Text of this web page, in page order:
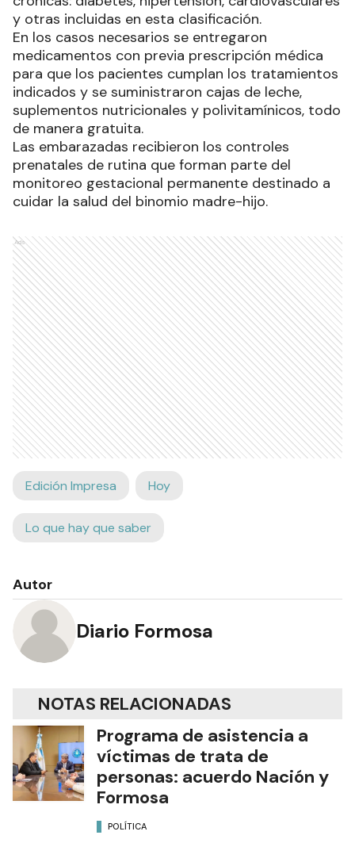
y otras incluidas en esta clasificación.
En los casos necesarios se entregaron
medicamentos con previa prescripción médica
para que los pacientes cumplan los tratamientos
indicados y se suministraron cajas de leche,
suplementos nutricionales y polivitamínicos, todo
de manera gratuita.
Las embarazadas recibieron los controles
prenatales de rutina que forman parte del
monitoreo gestacional permanente destinado a
cuidar la salud del binomio madre-hijo.
Ads
Edición Impresa Hoy
Lo que hay que saber
Autor
Diario Formosa
NOTAS RELACIONADAS
Programa de asistencia a
víctimas de trata de
personas: acuerdo Nación y
Formosa
POLÍTICA